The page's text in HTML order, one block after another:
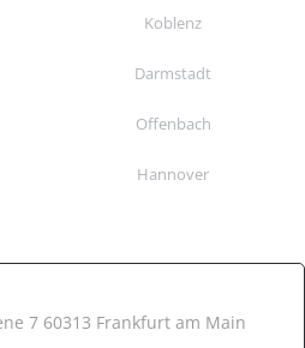
Koblenz
Darmstadt
Offenbach
Hannover
7 60313 Frankfurt am Main